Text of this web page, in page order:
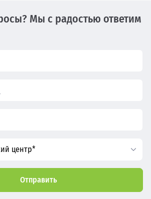
Мы с радостью ответим
центр*
Отправить